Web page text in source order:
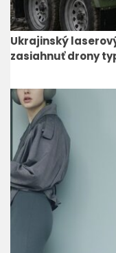
Ukrajinský
zasiahnuť drony